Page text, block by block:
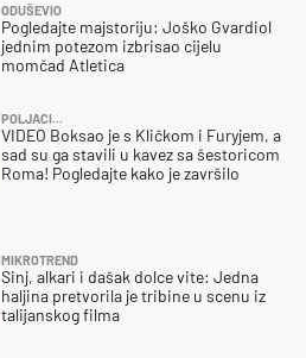
ODUŠEVIO
Pogledajte majstoriju: Joško Gvardiol
jednim potezom izbrisao cijelu
momčad Atletica
POLJACI...
VIDEO Boksao je s Kličkom i Furyjem, a
sad su ga stavili u kavez sa šestoricom
Roma! Pogledajte kako je završilo
MIKROTREND
Sinj, alkari i dašak dolce vite: Jedna
haljina pretvorila je tribine u scenu iz
talijanskog filma